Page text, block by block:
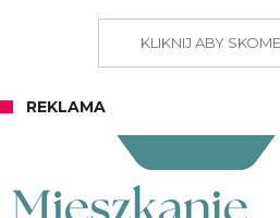
KLIKNIJ ABY
REKLAMA